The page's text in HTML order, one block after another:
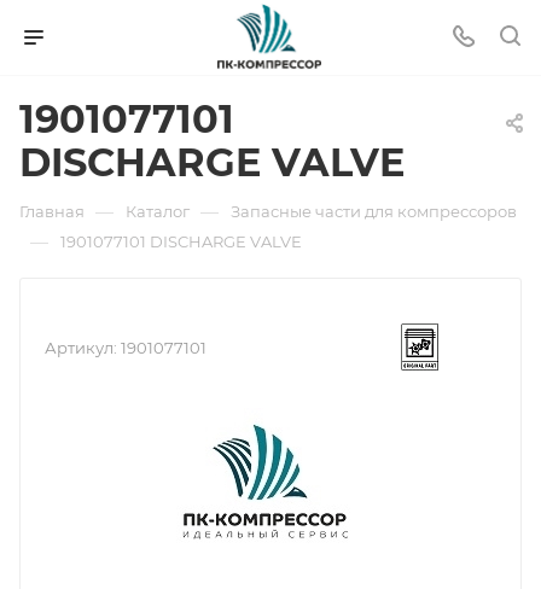
1901077101
DISCHARGE VALVE
Главная — Каталог — Запасные части для компрессоров
— 1901077101 DISCHARGE VALVE
Артикул: 1901077101